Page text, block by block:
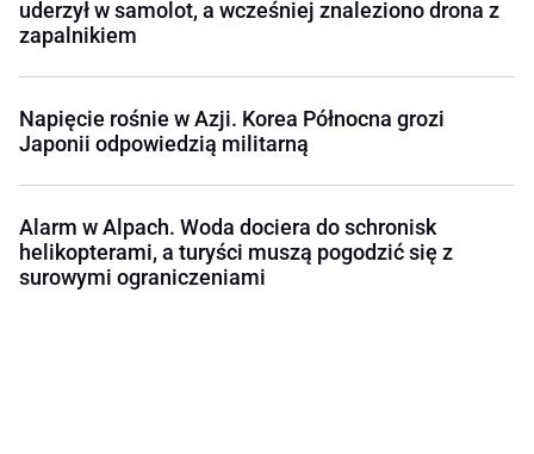
uderzył w samolot, a wcześniej znaleziono drona z
zapalnikiem
Napięcie rośnie w Azji. Korea Północna grozi
Japonii odpowiedzią militarną
Alarm w Alpach. Woda dociera do schronisk
helikopterami, a turyści muszą pogodzić się z
surowymi ograniczeniami